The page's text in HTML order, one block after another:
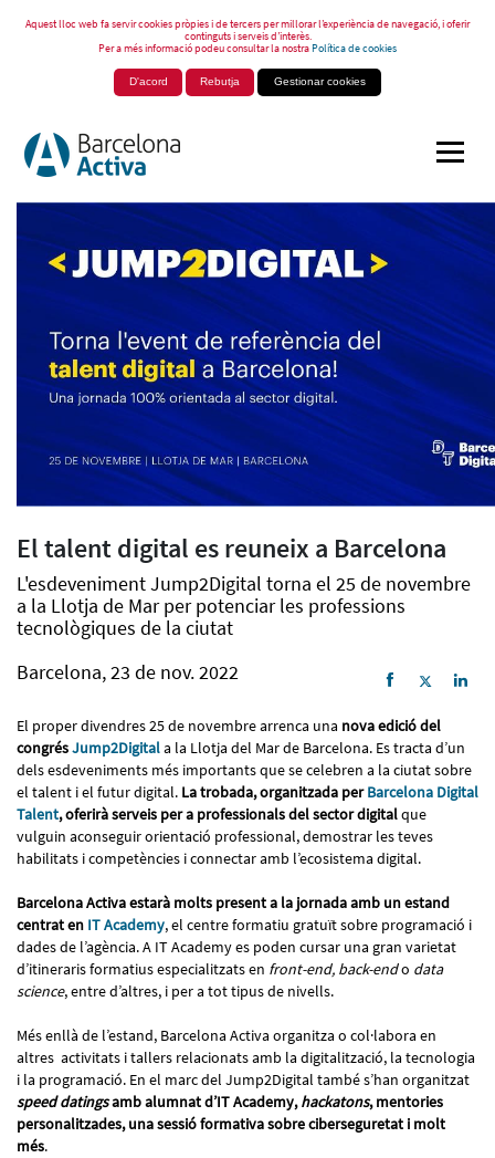
Aquest lloc web fa servir cookies pròpies i de tercers per millorar l’experiència de navegació, i oferir
continguts i serveis d’interès.
Per a més informació podeu consultar la nostraPolítica de cookies
D'acord Rebutja Gestionar cookies
El talent digital es reuneix a Barcelona
L'esdeveniment Jump2Digital torna el 25 de novembre
a la Llotja de Mar per potenciar les professions
tecnològiques de la ciutat
Barcelona, 23 de nov. 2022
El proper divendres 25 de novembre arrenca una nova edició del
congrésJump2Digitala la Llotja del Mar de Barcelona. Es tracta d’un
dels esdeveniments més importants que se celebren a la ciutat sobre
el talent i el futur digital. La trobada, organitzada perBarcelona Digital
Talent, oferirà serveis per a professionals del sector digitalque
vulguin aconseguir orientació professional, demostrar les teves
habilitats i competències i connectar amb l’ecosistema digital.
Barcelona Activa estarà molts present a la jornada amb un estand
centrat en IT Academy, el centre formatiu gratuït sobre programació i
dades de l’agència. A IT Academy es poden cursar una gran varietat
d’itineraris formatius especialitzats en front-end, back-endo data
science, entre d’altres, i per a tot tipus de nivells.
Més enllà de l’estand, Barcelona Activa organitza o col·labora en
altres activitats i tallers relacionats amb la digitalització, la tecnologia
i la programació. En el marc del Jump2Digital també s’han organitzat
speed datingsamb alumnat d’IT Academy,hackatons, mentories
personalitzades, una sessió formativa sobre ciberseguretat i molt
més.